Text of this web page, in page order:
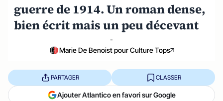
guerre de 1914. Un roman dense,
bien écrit mais un peu décevant
-
Marie De Benoist pour Culture Tops
PARTAGER CLASSER
Ajouter Atlantico en favori sur Google